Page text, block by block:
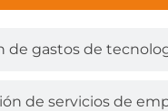
de gastos de
de servicios de